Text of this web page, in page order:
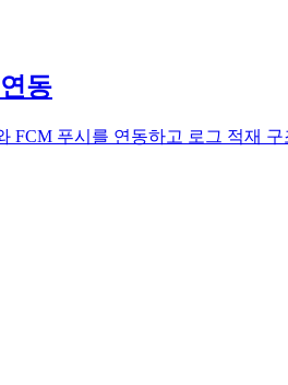
동
FCM 푸시를 연동하고 로그 적재